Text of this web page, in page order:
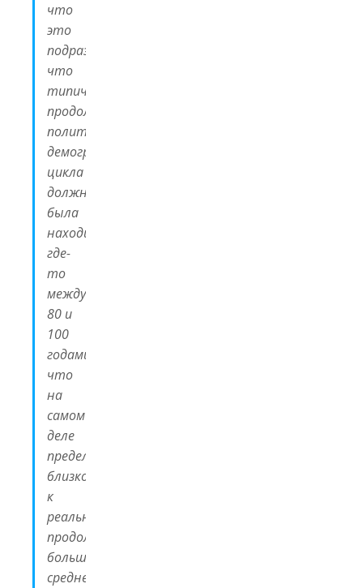
что
это
подразумевает.
что
типичная
продолжительность
политико-
демографического
цикла
должна
была
находиться
где-
то
между
80 и
100
годами,
что
на
самом
деле
предельно
близко
к
реальной
продолжительности
большинства
средневековых